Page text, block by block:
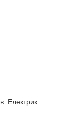
Електрик.